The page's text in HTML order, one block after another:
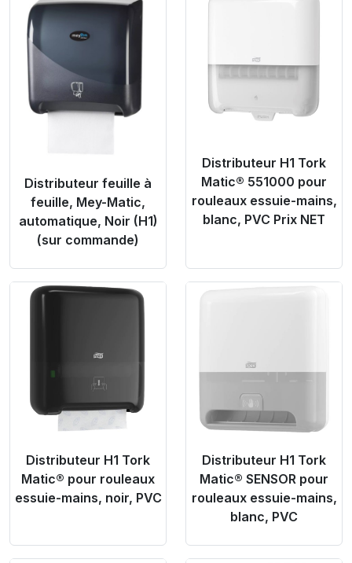
Product Link
Distributeur feuille à
feuille, Mey-Matic,
automatique, Noir (H1)
(sur commande)
Distributeur H1 Tork
Matic® 551000 pour
rouleaux essuie-mains,
blanc, PVC Prix NET
Distributeur H1 Tork
Matic® pour rouleaux
essuie-mains, noir, PVC
Distributeur H1 Tork
Matic® SENSOR pour
rouleaux essuie-mains,
blanc, PVC